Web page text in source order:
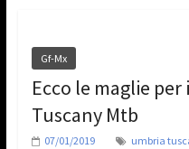
Gf-Mx
Ecco le maglie
Tuscany Mtb
07/01/2019 umbria